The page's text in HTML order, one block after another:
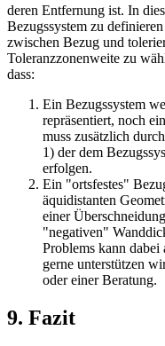
deren Entfernung ist. In
Bezugssys­tem zu
zwischen Bezug und
Toleranzzonenweite zu
dass:
Ein Bezugssystem
repräsentiert, noch
muss zusätzlich
1) der dem
erfolgen.
Ein "ortsfestes"
äquidistanten
einer
"negativen"
Problems kann dabei
gerne unterstützen
oder einer Beratung.
9. Fazit